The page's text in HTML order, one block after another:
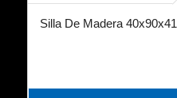
Silla De Madera 40x90x41